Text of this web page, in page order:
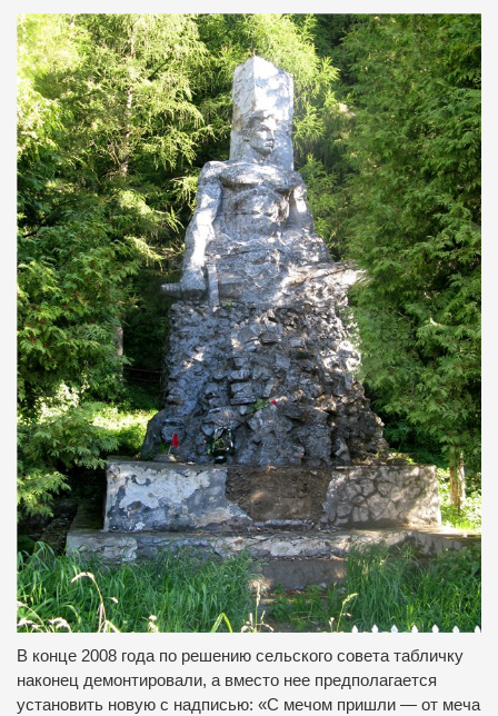
В конце 2008 года по решению сельского совета табличку
наконец демонтировали, а вместо нее предполагается
установить новую с надписью: «С мечом пришли — от меча